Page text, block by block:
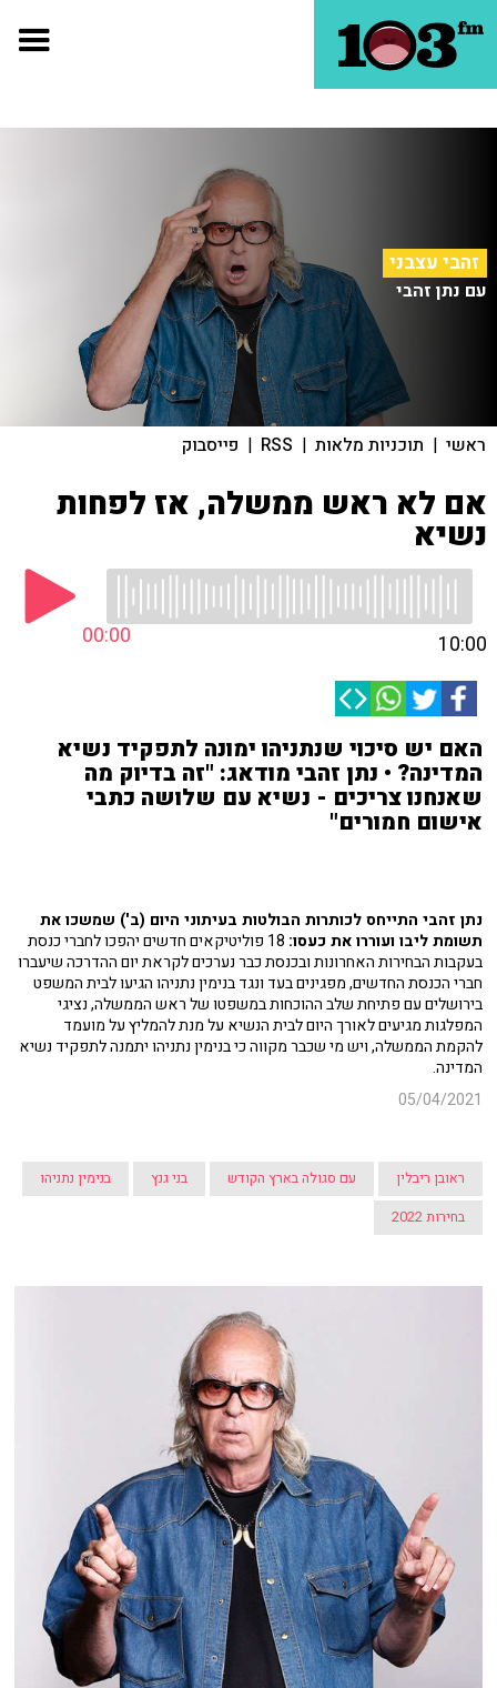
זהבי עצבני
עם נתן זהבי
ראשי | תוכניות מלאות |
RSS
| פייסבוק
אם לא ראש ממשלה, אז לפחות
נשיא
00:00 10:00
האם יש סיכוי שנתניהו ימונה לתפקיד נשיא
המדינה? • נתן זהבי מודאג: "זה בדיוק מה
שאנחנו צריכים - נשיא עם שלושה כתבי
אישום חמורים"
נתן זהבי התייחס לכותרות הבולטות בעיתוני היום (ב') שמשכו את
תשומת ליבו ועוררו את כעסו:
18 פוליטיקאים חדשים יהפכו לחברי כנסת
בעקבות הבחירות האחרונות ובכנסת כבר נערכים לקראת יום ההדרכה שיעברו
חברי הכנסת החדשים, מפגינים בעד ונגד בנימין נתניהו הגיעו לבית המשפט
בירושלים עם פתיחת שלב ההוכחות במשפטו של ראש הממשלה, נציגי
המפלגות מגיעים לאורך היום לבית הנשיא על מנת להמליץ על מועמד
להקמת הממשלה, ויש מי שכבר מקווה כי בנימין נתניהו יתמנה לתפקיד נשיא
המדינה.
05/04/2021
ראובן ריבלין עם סגולה בארץ הקודש בני גנץ
בנימין נתניהו
בחירות 2022